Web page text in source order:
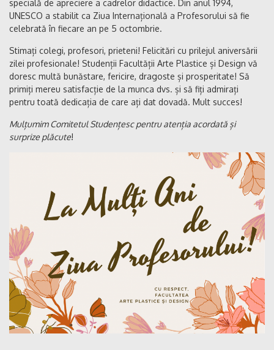
specială de apreciere a cadrelor didactice. Din anul 1994,
UNESCO a stabilit ca Ziua Internațională a Profesorului să fie
celebrată în fiecare an pe 5 octombrie.
Stimați colegi, profesori, prieteni! Felicitări cu prilejul aniversării
zilei profesionale! Studenții Facultății Arte Plastice și Design vă
doresc multă bunăstare, fericire, dragoste și prosperitate! Să
primiți mereu satisfacție de la munca dvs. și să fiți admirați
pentru toată dedicația de care ați dat dovadă. Mult succes!
Mulțumim Comitetul Studențesc pentru atenția acordată și
surprize plăcute!